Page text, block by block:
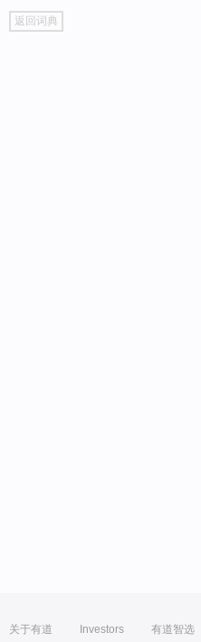
go
top
返回词典
关于有道 Investors 有道智选